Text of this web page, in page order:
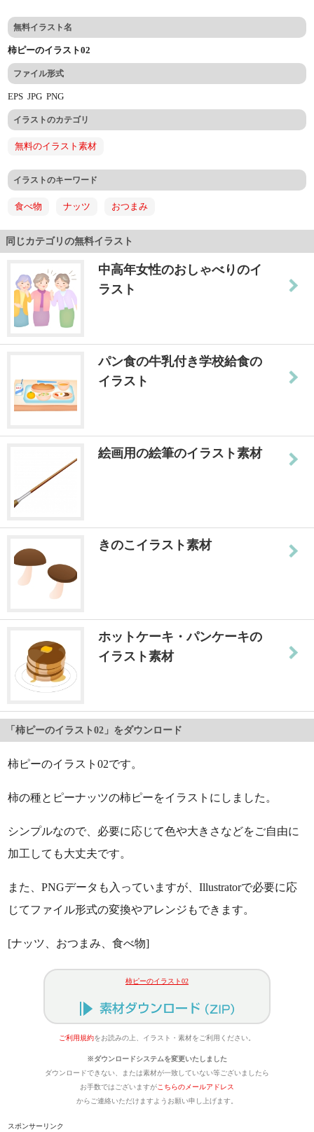
無料イラスト名
柿ピーのイラスト02
ファイル形式
EPSJPGPNG
イラストのカテゴリ
無料のイラスト素材
イラストのキーワード
食べ物 ナッツ おつまみ
同じカテゴリの無料イラスト
中高年女性のおしゃべりのイ
ラスト
パン食の牛乳付き学校給食の
イラスト
絵画用の絵筆のイラスト素材
きのこイラスト素材
ホットケーキ・パンケーキの
イラスト素材
「柿ピーのイラスト02」をダウンロード
柿ピーのイラスト02です。
柿の種とピーナッツの柿ピーをイラストにしました。
シンプルなので、必要に応じて色や大きさなどをご自由に
加工しても大丈夫です。
また、PNGデータも入っていますが、Illustratorで必要に応
じてファイル形式の変換やアレンジもできます。
[ナッツ、おつまみ、食べ物]
柿ピーのイラスト02
ご利用規約をお読みの上、イラスト・素材をご利用ください。
※ダウンロードシステムを変更いたしました
ダウンロードできない、または素材が一致していない等ございましたら
お手数ではございますがこちらのメールアドレス
からご連絡いただけますようお願い申し上げます。
スポンサーリンク